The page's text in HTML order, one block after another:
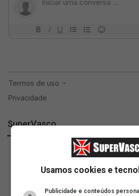
SuperVasco
Usamos cookies e
Publicidade e conteúdos